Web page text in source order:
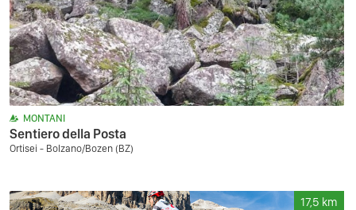
MONTANI
Sentiero della Posta
Ortisei - Bolzano/Bozen (BZ)
17,5 km